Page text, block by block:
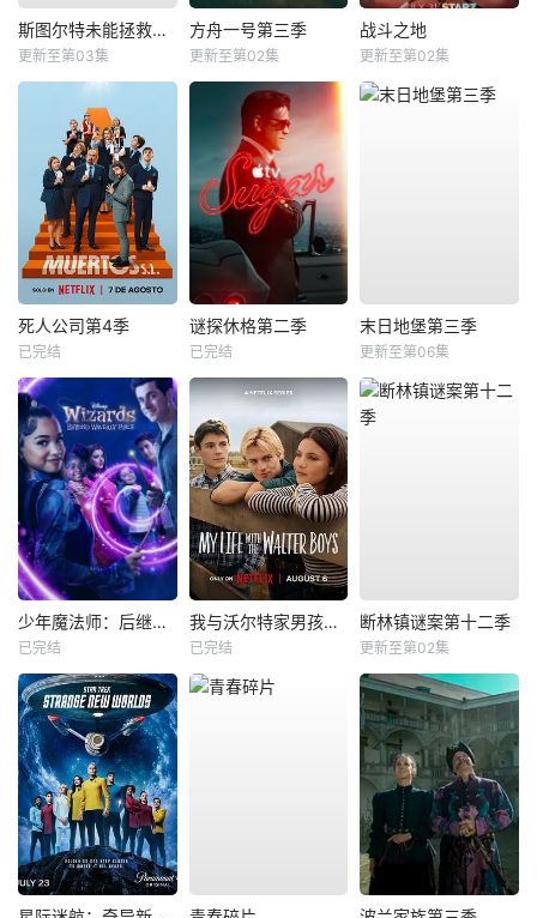
斯图尔特未能拯救宇宙
更新至第03集
方舟一号第三季
更新至第02集
战斗之地
更新至第02集
死人公司第4季
已完结
谜探休格第二季
已完结
末日地堡第三季
更新至第06集
少年魔法师：后继者第三季
已完结
我与沃尔特家男孩的生活第三季
已完结
断林镇谜案第十二季
更新至第02集